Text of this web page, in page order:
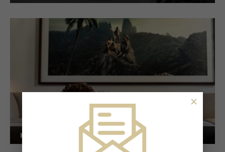
Kunstuitleen voor particulieren
×